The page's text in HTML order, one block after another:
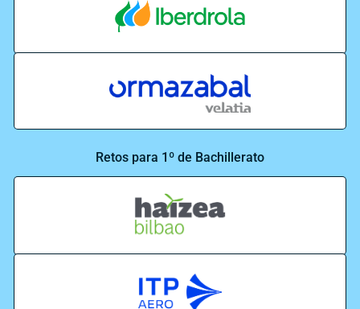
Retos para 1º de Bachillerato